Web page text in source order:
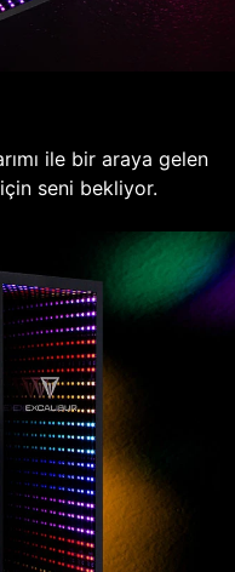
ile bir araya gelen
seni bekliyor.